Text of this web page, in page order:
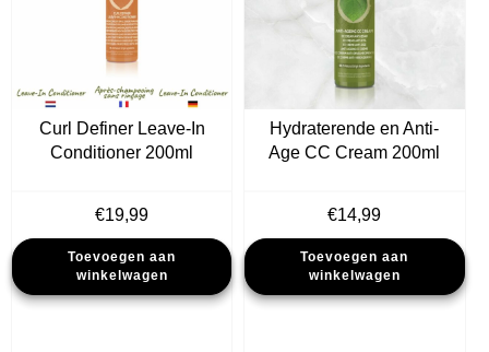
Curl Definer Leave-In
Conditioner 200ml
€19,99
Toevoegen aan
winkelwagen
Hydraterende en Anti-
Age CC Cream 200ml
€14,99
Toevoegen aan
winkelwagen